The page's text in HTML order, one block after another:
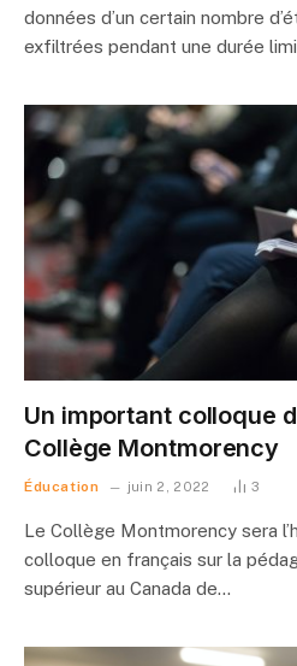
données d’un certain nombre
exfiltrées pendant une durée
Un important colloque
Collège Montmorency
Éducation juin 2, 2022 3
Le Collège Montmorency sera
colloque en français sur la
supérieur au Canada de…